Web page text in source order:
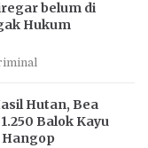
belum di
Hukum
Hutan, Bea
Balok Kayu
Hangop